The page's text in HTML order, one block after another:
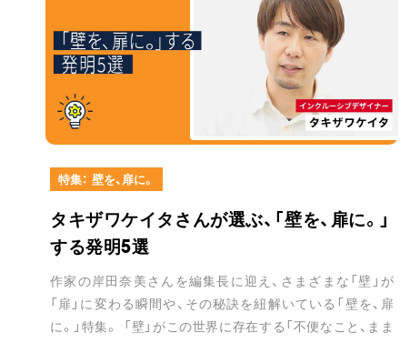
特集： 壁を、扉に。
タキザワケイタさんが選ぶ、「壁を、扉に。」
する発明5選
作家の岸田奈美さんを編集長に迎え、さまざまな「壁」が
「扉」に変わる瞬間や、その秘訣を紐解いている「壁を、扉
に。」特集。 「壁」がこの世界に存在する「不便なこと、まま